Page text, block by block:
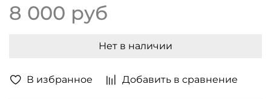
В избранное Добавить в сравнение
8 000 руб
Нет в наличии